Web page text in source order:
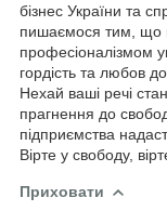
бізнес України та
пишаємося тим, що
професіоналізмом
гордість та любов
Нехай ваші речі
прагнення до
підприємства
Вірте у свободу,
Приховати